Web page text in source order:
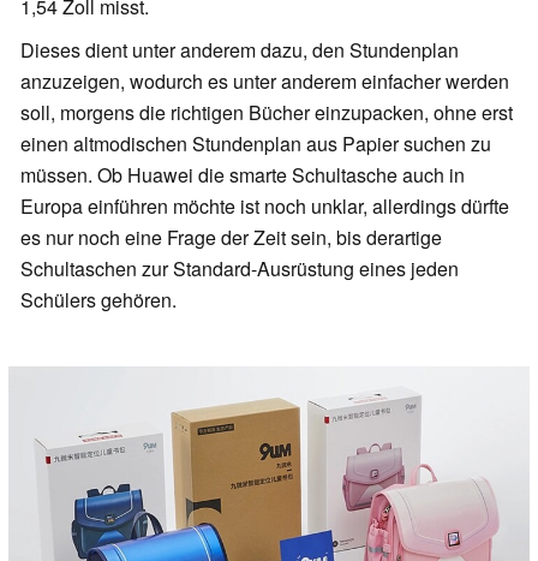
1,54 Zoll misst.
Dieses dient unter anderem dazu, den Stundenplan
anzuzeigen, wodurch es unter anderem einfacher werden
soll, morgens die richtigen Bücher einzupacken, ohne erst
einen altmodischen Stundenplan aus Papier suchen zu
müssen. Ob Huawei die smarte Schultasche auch in
Europa einführen möchte ist noch unklar, allerdings dürfte
es nur noch eine Frage der Zeit sein, bis derartige
Schultaschen zur Standard-Ausrüstung eines jeden
Schülers gehören.